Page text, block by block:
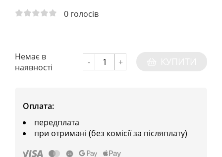
0 голосів
Немає в
наявності
- +
Оплата:
передплата
при отримані (без комісії за післяплату)